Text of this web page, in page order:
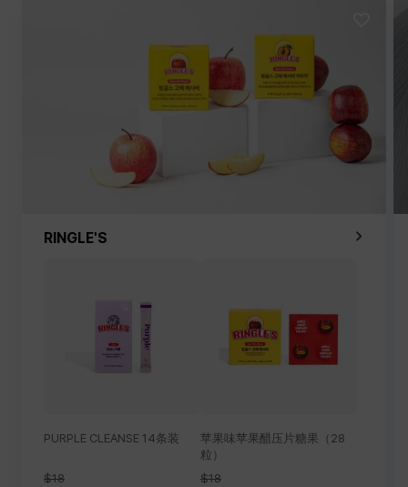
RINGLE'S
PURPLE CLEANSE 14条装
$18
苹果味苹果醋压片糖果（28
粒）
$18